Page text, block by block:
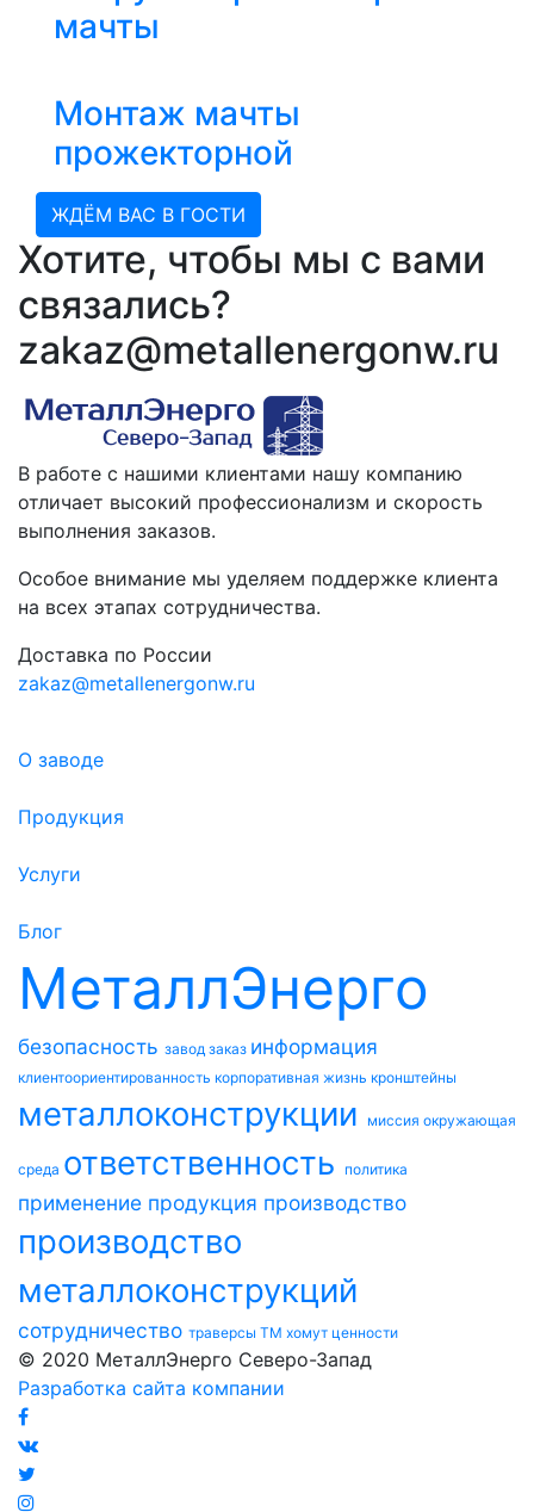
мачты
Монтаж мачты
прожекторной
ЖДЁМ ВАС В ГОСТИ
Хотите, чтобы мы с вами
связались?
zakaz@metallenergonw.ru
В работе с нашими клиентами нашу компанию
отличает высокий профессионализм и скорость
выполнения заказов.
Особое внимание мы уделяем поддержке клиента
на всех этапах сотрудничества.
Доставка по России
zakaz@metallenergonw.ru
О заводе
Продукция
Услуги
Блог
МеталлЭнерго
безопасность завод заказ информация
клиентоориентированность корпоративная жизнь кронштейны
металлоконструкции миссия окружающая
среда ответственность политика
применение продукция производство
производство
металлоконструкций
сотрудничество траверсы ТМ хомут ценности
© 2020 МеталлЭнерго Северо-Запад
Разработка сайта компании